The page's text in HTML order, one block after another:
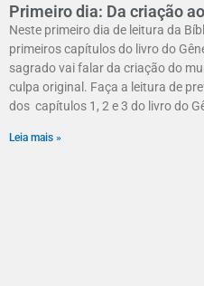
Primeiro dia: Da criação
Neste primeiro dia de leitura da
primeiros capítulos do livro do
sagrado vai falar da criação do
culpa original. Faça a leitura de
dos capítulos 1, 2 e 3 do livro do
Leia mais »